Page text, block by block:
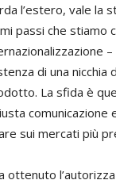
l’estero, vale la
passi che stiamo
di una nicchia
La sfida è
comunicazione
sui mercati più
ottenuto